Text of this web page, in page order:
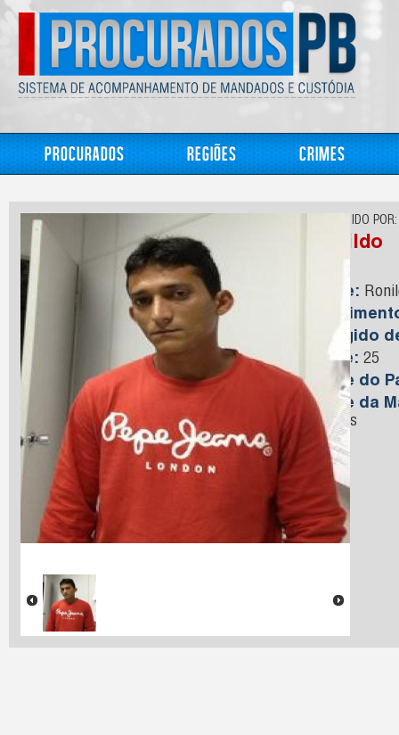
Procurados Regiões Crimes
CONHECIDO POR:
Ronildo
Nome:
Foragido
Idade: 25
Nome do
Nome da
Tavares